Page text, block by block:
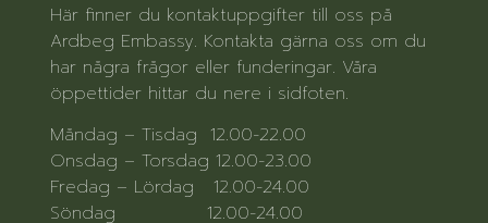
Här finner du kontaktuppgifter till oss på
Ardbeg Embassy. Kontakta gärna oss om du
har några frågor eller funderingar. Våra
öppettider hittar du nere i sidfoten.
Måndag – Tisdag 12.00-22.00
Onsdag – Torsdag 12.00-23.00
Fredag – Lördag 12.00-24.00
Söndag 12.00-24.00